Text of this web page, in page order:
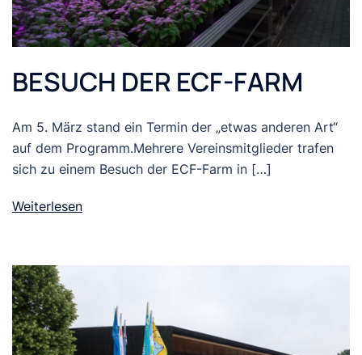
BESUCH DER ECF-FARM
Am 5. März stand ein Termin der „etwas anderen Art“
auf dem Programm.Mehrere Vereinsmitglieder trafen
sich zu einem Besuch der ECF-Farm in […]
Weiterlesen